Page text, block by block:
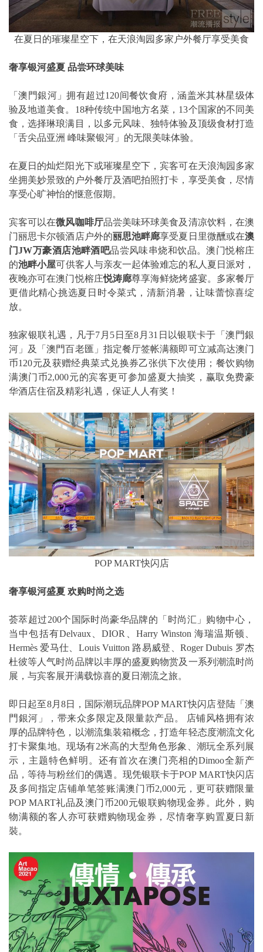
在夏日的璀璨星空下，在天浪淘园多家户外餐厅享受美食
奢享银河盛夏 品尝环球美味
「澳門銀河」拥有超过120间餐饮食府，涵盖米其林星级体
验及地道美食。18种传统中国地方名菜，13个国家的不同美
食，选择琳琅满目，以多元风味、独特体验及顶级食材打造
「舌尖品亚洲 峰味聚银河」的无限美味体验。
在夏日的灿烂阳光下或璀璨星空下，宾客可在天浪淘园多家
坐拥美妙景致的户外餐厅及酒吧拍照打卡，享受美食，尽情
享受心旷神怡的惬意假期。
宾客可以在微风咖啡厅品尝美味环球美食及清凉饮料，在澳
门丽思卡尔顿酒店户外的丽思池畔廊享受夏日里微醺或在澳
门JW万豪酒店池畔酒吧品尝风味串烧和饮品。澳门悦榕庄
的池畔小屋可供客人与亲友一起体验难忘的私人夏日派对，
夜晚亦可在澳门悦榕庄悦涛廊尊享海鲜烧烤盛宴。多家餐厅
更借此精心挑选夏日时令菜式，清新消暑，让味蕾惊喜绽
放。
独家银联礼遇，凡于7月5日至8月31日以银联卡于「澳門銀
河」及「澳門百老匯」指定餐厅签帐满额即可立减高达澳门
币120元及获赠经典菜式兑换券乙张供下次使用；餐饮购物
满澳门币2,000元的宾客更可参加盛夏大抽奖，赢取免费豪
华酒店住宿及精彩礼遇，保证人人有奖！
POP MART快闪店
奢享银河盛夏 欢购时尚之选
荟萃超过200个国际时尚豪华品牌的「时尚汇」购物中心，
当中包括有Delvaux、DIOR、Harry Winston 海瑞温斯顿、
Hermès 爱马仕、Louis Vuitton 路易威登、Roger Dubuis 罗杰
杜彼等人气时尚品牌以丰厚的盛夏购物赏及一系列潮流时尚
展，与宾客展开满载惊喜的夏日潮流之旅。
即日起至8月8日，国际潮玩品牌POP MART快闪店登陆「澳
門銀河」，带来众多限定及限量款产品。 店铺风格拥有浓
厚的品牌特色，以潮流集装箱概念，打造年轻态度潮流文化
打卡聚集地。现场有2米高的大型角色形象、潮玩全系列展
示，主题特色鲜明。还有首次在澳门亮相的Dimoo全新产
品，等待与粉丝们的偶遇。现凭银联卡于POP MART快闪店
及多间指定店铺单笔签账满澳门币2,000元，更可获赠限量
POP MART礼品及澳门币200元银联购物现金券。此外，购
物满额的客人亦可获赠购物现金券，尽情奢享购置夏日新
裝。